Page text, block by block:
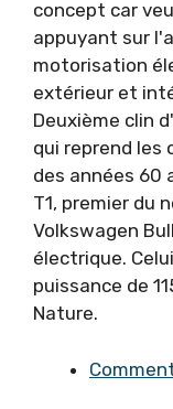
concept car
appuyant sur
motorisation
extérieur et
Deuxième clin
qui reprend les
des années 60
T1, premier du
Volkswagen
électrique.
puissance de
Nature.